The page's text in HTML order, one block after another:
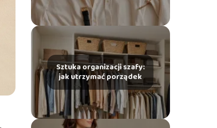
Sztuka organizacji szafy:
jak utrzymać porządek